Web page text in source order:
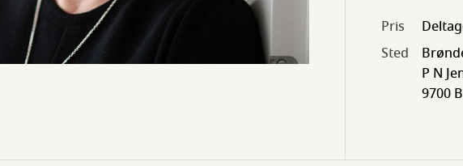
Pris
Sted
P N
9700